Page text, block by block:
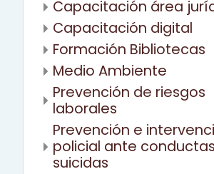
Capacitación área
Capacitación digital
Formación Bibliotecas
Medio Ambiente
Prevención de riesgos
laborales
Prevención e
policial ante conductas
suicidas